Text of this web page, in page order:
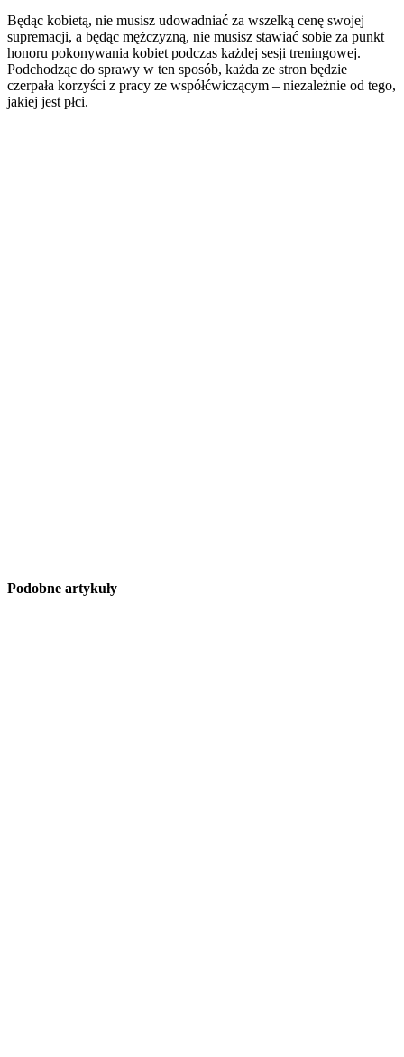
Będąc kobietą, nie musisz udowadniać za wszelką cenę swojej
supremacji, a będąc mężczyzną, nie musisz stawiać sobie za punkt
honoru pokonywania kobiet podczas każdej sesji treningowej.
Podchodząc do sprawy w ten sposób, każda ze stron będzie
czerpała korzyści z pracy ze współćwiczącym – niezależnie od tego,
jakiej jest płci.
Podobne artykuły